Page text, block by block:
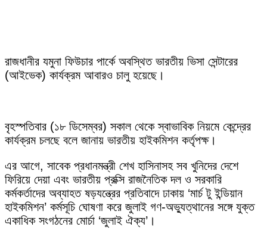
রাজধানীর যমুনা ফিউচার পার্কে অবস্থিত ভারতীয় ভিসা সেন্টারের
(আইভেক) কার্যক্রম আবারও চালু হয়েছে।
বৃহস্পতিবার (১৮ ডিসেম্বর) সকাল থেকে স্বাভাবিক নিয়মে কেন্দ্রের
কার্যক্রম চলছে বলে জানায় ভারতীয় হাইকমিশন কর্তৃপক্ষ।
এর আগে, সাবেক প্রধানমন্ত্রী শেখ হাসিনাসহ সব খুনিদের দেশে
ফিরিয়ে দেয়া এবং ভারতীয় প্রক্সি রাজনৈতিক দল ও সরকারি
কর্মকর্তাদের অব্যাহত ষড়যন্ত্রের প্রতিবাদে ঢাকায় ‘মার্চ টু ইন্ডিয়ান
হাইকমিশন’ কর্মসূচি ঘোষণা করে জুলাই গণ-অভ্যুত্থানের সঙ্গে যুক্ত
একাধিক সংগঠনের মোর্চা ‘জুলাই ঐক্য’।